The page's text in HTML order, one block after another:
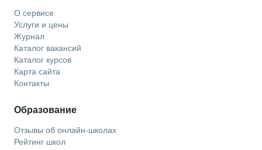
О сервисе
Услуги и цены
Журнал
Каталог вакансий
Каталог курсов
Карта сайта
Контакты
Образование
Отзывы об онлайн-школах
Рейтинг школ